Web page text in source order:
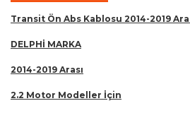
Transit Ön Abs Kablosu 2014-2019
DELPHİ MARKA
2014-2019 Arası
2.2 Motor Modeller İçin